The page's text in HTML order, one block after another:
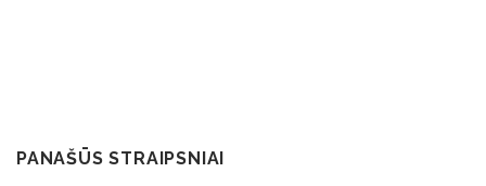
PANAŠŪS STRAIPSNIAI